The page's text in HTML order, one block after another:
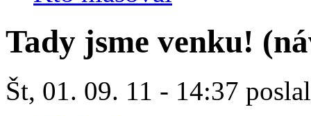
Tady jsme venku!
Št, 01. 09. 11 - 14:37